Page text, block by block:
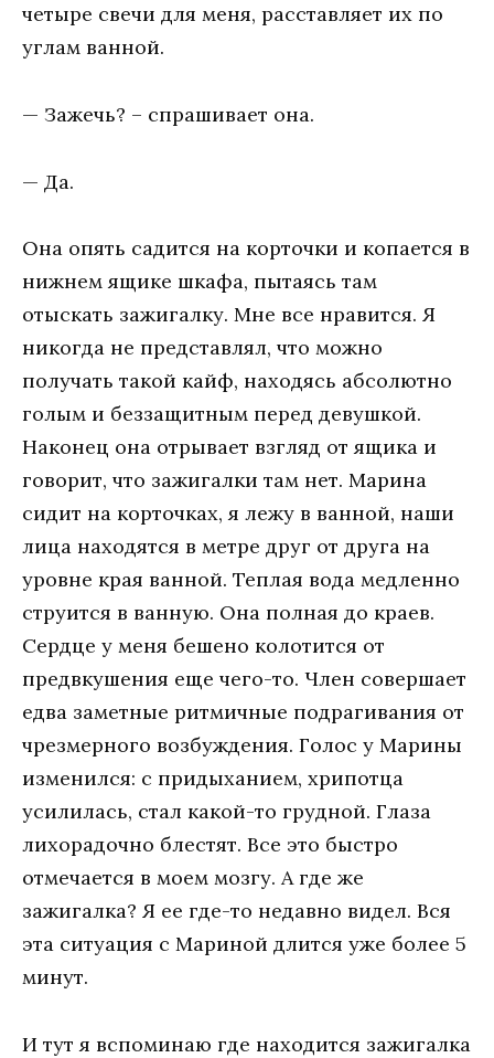
четыре свечи для меня, расставляет их по
углам ванной.
— Зажечь? – спрашивает она.
— Да.
Она опять садится на корточки и копается в
нижнем ящике шкафа, пытаясь там
отыскать зажигалку. Мне все нравится. Я
никогда не представлял, что можно
получать такой кайф, находясь абсолютно
голым и беззащитным перед девушкой.
Наконец она отрывает взгляд от ящика и
говорит, что зажигалки там нет. Марина
сидит на корточках, я лежу в ванной, наши
лица находятся в метре друг от друга на
уровне края ванной. Теплая вода медленно
струится в ванную. Она полная до краев.
Сердце у меня бешено колотится от
предвкушения еще чего-то. Член совершает
едва заметные ритмичные подрагивания от
чрезмерного возбуждения. Голос у Марины
изменился: с придыханием, хрипотца
усилилась, стал какой-то грудной. Глаза
лихорадочно блестят. Все это быстро
отмечается в моем мозгу. А где же
зажигалка? Я ее где-то недавно видел. Вся
эта ситуация с Мариной длится уже более 5
минут.
И тут я вспоминаю где находится зажигалка